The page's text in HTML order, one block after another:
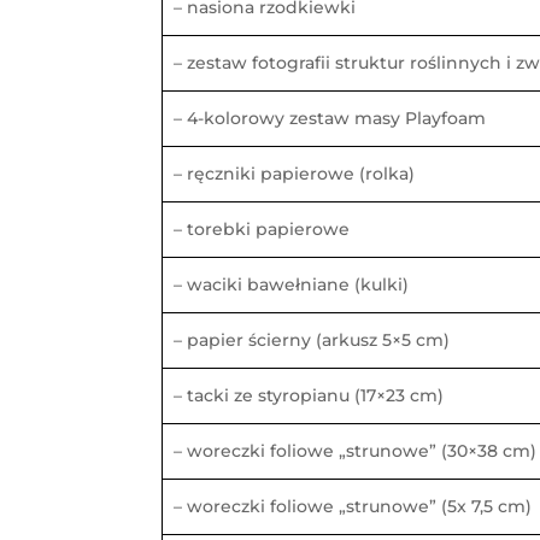
– nasiona rzodkiewki
– zestaw fotografii struktur roślinnych i
– 4-kolorowy zestaw masy Playfoam
– ręczniki papierowe (rolka)
– torebki papierowe
– waciki bawełniane (kulki)
– papier ścierny (arkusz 5×5 cm)
– tacki ze styropianu (17×23 cm)
– woreczki foliowe „strunowe” (30×38 cm)
– woreczki foliowe „strunowe” (5x 7,5 cm)